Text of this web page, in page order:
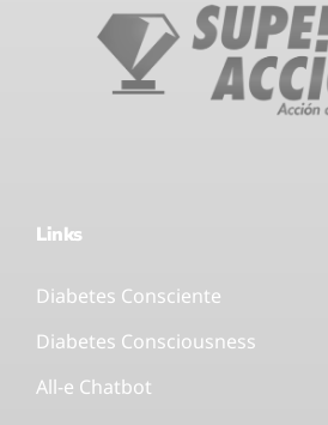
Links
Diabetes Consciente
Diabetes Consciousness
All-e Chatbot